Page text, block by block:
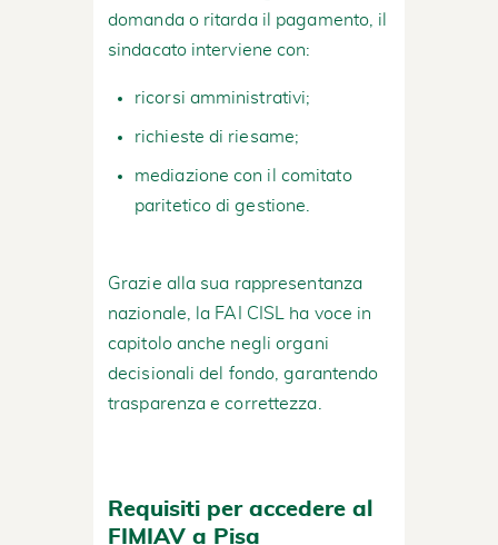
domanda o ritarda il pagamento, il
sindacato interviene con:
ricorsi amministrativi;
richieste di riesame;
mediazione con il comitato
paritetico di gestione.
Grazie alla sua rappresentanza
nazionale, la FAI CISL ha voce in
capitolo anche negli organi
decisionali del fondo, garantendo
trasparenza e correttezza.
Requisiti per accedere al
FIMIAV a Pisa